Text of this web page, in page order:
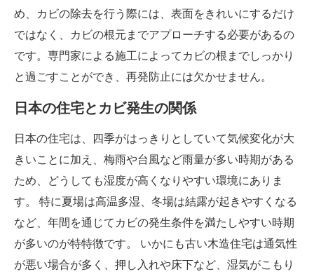
め、カビの除去を行う際には、表面をきれいにするだけ
ではなく、カビの根元までアプローチする必要があるの
です。専門家による施工によってカビの根までしっかり
と過ごすことができ、再発防止には欠かせません。
日本の住宅とカビ発生の関係
日本の住宅は、四季がはっきりとしていて気候変化が大
きいことに加え、梅雨や台風など雨量が多い時期がある
ため、どうしても湿度が高くなりやすい環境にありま
す。 特に夏場は高温多湿、冬場は結露が起きやすくなる
など、年間を通じてカビの発生条件を満たしやすい時期
が多いのが特特徴です。 いかにも古い木造住宅は通気性
が悪い場合が多く、押し入れや床下など、湿気がこもり